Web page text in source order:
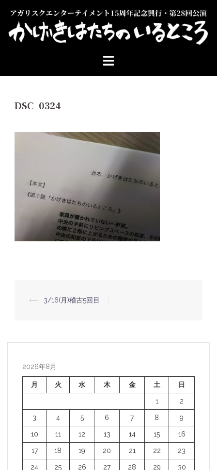
DSC_0324
投
ゲ
ー
シ
ョ
ン
⟵ 3/16(月)稽古5回目
2026年8月
月 火 水 木 金 土 日
1 2
3 4 5 6 7 8 9
10 11 12 13 14 15 16
17 18 19 20 21 22 23
24 25 26 27 28 29 30